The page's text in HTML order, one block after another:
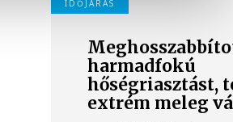
IDŐJÁRÁS
harmadfokú
hőségriasztást,
extrém meleg